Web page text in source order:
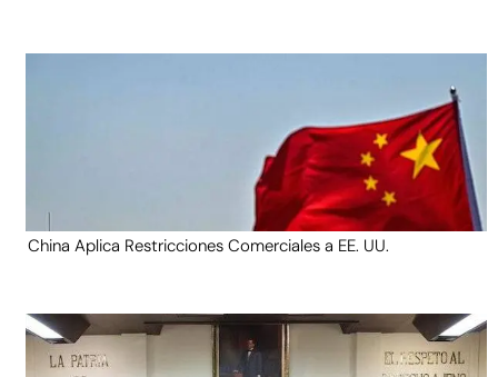
China Aplica Restricciones Comerciales a EE. UU.